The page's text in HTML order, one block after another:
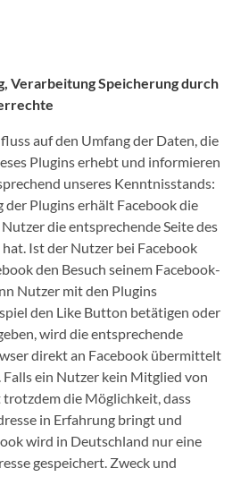
Speicherung durch
auf den Umfang der Daten, die
Plugins erhebt und informieren
unseres Kenntnisstands:
der Plugins erhält Facebook die
die entsprechende Seite des
Ist der Nutzer bei Facebook
den Besuch seinem Facebook-
Nutzer mit den Plugins
den Like Button betätigen oder
wird die entsprechende
direkt an Facebook übermittelt
ein Nutzer kein Mitglied von
trotzdem die Möglichkeit, dass
in Erfahrung bringt und
wird in Deutschland nur eine
gespeichert. Zweck und